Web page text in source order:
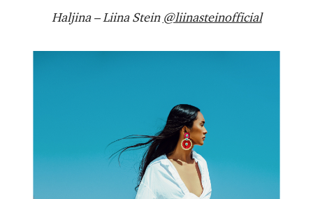
Haljina – Liina Stein @liinasteinofficial